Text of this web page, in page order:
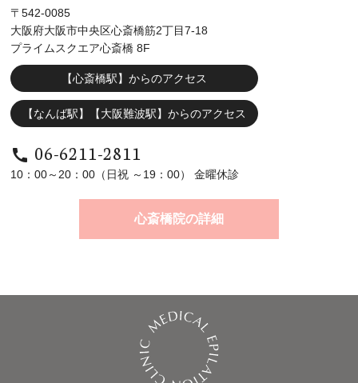
〒542-0085
大阪府大阪市中央区心斎橋筋2丁目7-18
プライムスクエア心斎橋 8F
【心斎橋駅】からのアクセス
【なんば駅】【大阪難波駅】からのアクセス
06-6211-2811
call
10：00～20：00（日祝 ～19：00） 金曜休診
心斎橋院の詳細